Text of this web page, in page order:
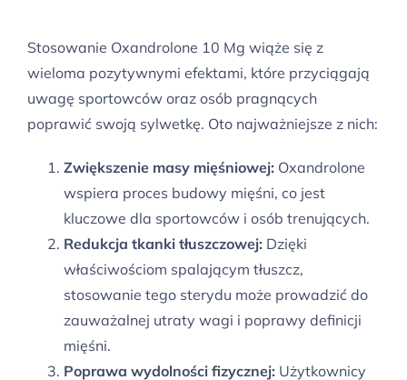
Stosowanie Oxandrolone 10 Mg wiąże się z
wieloma pozytywnymi efektami, które przyciągają
uwagę sportowców oraz osób pragnących
poprawić swoją sylwetkę. Oto najważniejsze z nich:
Zwiększenie masy mięśniowej: Oxandrolone
wspiera proces budowy mięśni, co jest
kluczowe dla sportowców i osób trenujących.
Redukcja tkanki tłuszczowej: Dzięki
właściwościom spalającym tłuszcz,
stosowanie tego sterydu może prowadzić do
zauważalnej utraty wagi i poprawy definicji
mięśni.
Poprawa wydolności fizycznej: Użytkownicy